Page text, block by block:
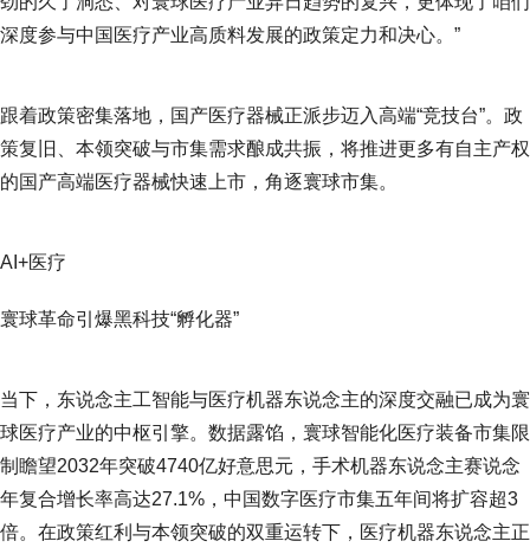
深度参与中国医疗产业高质料发展的政策定力和决心。”
跟着政策密集落地，国产医疗器械正派步迈入高端“竞技台”。政
策复旧、本领突破与市集需求酿成共振，将推进更多有自主产权
的国产高端医疗器械快速上市，角逐寰球市集。
AI+医疗
寰球革命引爆黑科技“孵化器”
当下，东说念主工智能与医疗机器东说念主的深度交融已成为寰
球医疗产业的中枢引擎。数据露馅，寰球智能化医疗装备市集限
制瞻望2032年突破4740亿好意思元，手术机器东说念主赛说念
年复合增长率高达27.1%，中国数字医疗市集五年间将扩容超3
倍。在政策红利与本领突破的双重运转下，医疗机器东说念主正